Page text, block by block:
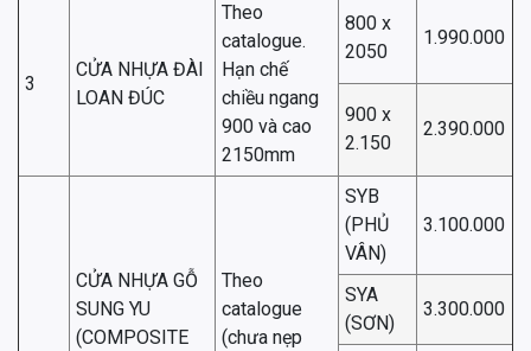
3
CỬA NHỰA ĐÀI
LOAN ĐÚC
Theo
catalogue.
Hạn chế
chiều ngang
900 và cao
2150mm
800 x
2050
1.990.000
900 x
2.150
2.390.000
CỬA NHỰA GỖ
SUNG YU
(COMPOSITE
Theo
catalogue
(chưa nẹp
SYB
(PHỦ
VÂN)
3.100.000
SYA
(SƠN)
3.300.000